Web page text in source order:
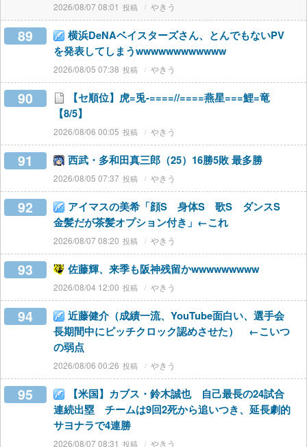
2026/08/07 08:01 やきう
89
横浜DeNAベイスターズさん、とんでもないPV
を発表してしまうwwwwwwwwwwww
2026/08/05 07:38 やきう
90
【セ順位】虎=兎-====//====燕星===鯉=竜
【8/5】
2026/08/06 00:05 やきう
91 西武・多和田真三郎（25）16勝5敗 最多勝
2026/08/05 07:37 やきう
92
アイマスの美希「顔S 身体S 歌S ダンスS
金髪だが茶髪オプション付き」←これ
2026/08/07 08:20 やきう
93 佐藤輝、来季も阪神残留かwwwwwwwww
2026/08/04 12:00 やきう
94
近藤健介（成績一流、YouTube面白い、選手会
長期間中にピッチクロック認めさせた） ←こいつ
の弱点
2026/08/06 00:26 やきう
95
【米国】カブス・鈴木誠也 自己最長の24試合
連続出塁 チームは9回2死から追いつき、延長劇的
サヨナラで4連勝
2026/08/07 08:31 やきう